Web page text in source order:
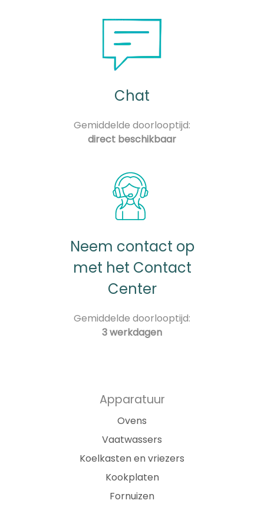
Chat
Gemiddelde doorlooptijd:
direct beschikbaar
Neem contact op
met het Contact
Center
Gemiddelde doorlooptijd:
3 werkdagen
Apparatuur
Ovens
Vaatwassers
Koelkasten en vriezers
Kookplaten
Fornuizen